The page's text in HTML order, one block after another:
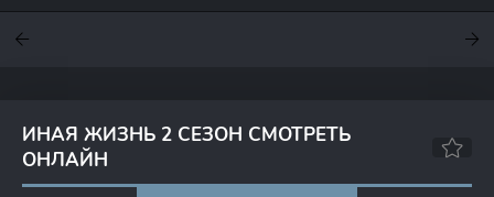
ИНАЯ ЖИЗНЬ 2 СЕЗОН СМОТРЕТЬ
ОНЛАЙН